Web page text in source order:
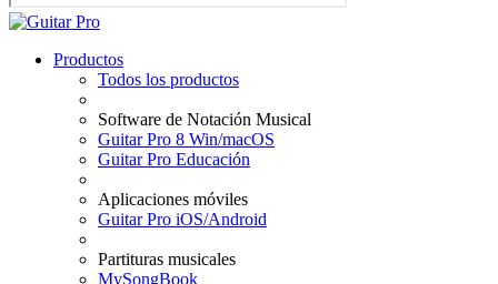
Productos
Todos los productos
Software de Notación Musical
Guitar Pro 8 Win/macOS
Guitar Pro Educación
Aplicaciones móviles
Guitar Pro iOS/Android
Partituras musicales
MySongBook